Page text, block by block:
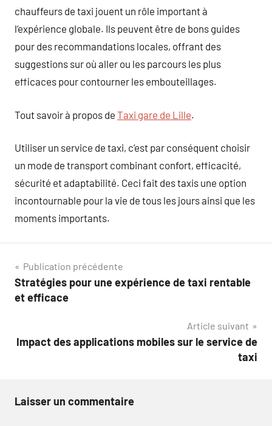
chauffeurs de taxi jouent un rôle important à
l’expérience globale. Ils peuvent être de bons guides
pour des recommandations locales, offrant des
suggestions sur où aller ou les parcours les plus
efficaces pour contourner les embouteillages.
Tout savoir à propos de Taxi gare de Lille.
Utiliser un service de taxi, c’est par conséquent choisir
un mode de transport combinant confort, efficacité,
sécurité et adaptabilité. Ceci fait des taxis une option
incontournable pour la vie de tous les jours ainsi que les
moments importants.
Navigation
de
Publication précédente
Stratégies pour une expérience de taxi rentable
et efficace
Article suivant
Impact des applications mobiles sur le service de
taxi
Laisser un commentaire